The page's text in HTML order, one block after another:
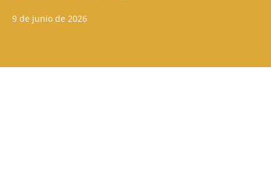
9 de junio de 2026